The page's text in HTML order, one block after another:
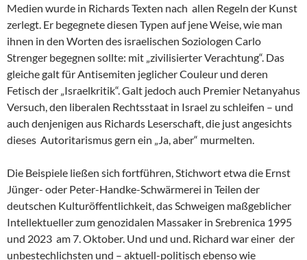
Medien wurde in Richards Texten nach allen Regeln der Kunst
zerlegt. Er begegnete diesen Typen auf jene Weise, wie man
ihnen in den Worten des israelischen Soziologen Carlo
Strenger begegnen sollte: mit „zivilisierter Verachtung“. Das
gleiche galt für Antisemiten jeglicher Couleur und deren
Fetisch der „Israelkritik“. Galt jedoch auch Premier Netanyahus
Versuch, den liberalen Rechtsstaat in Israel zu schleifen – und
auch denjenigen aus Richards Leserschaft, die just angesichts
dieses Autoritarismus gern ein „Ja, aber“ murmelten.
Die Beispiele ließen sich fortführen, Stichwort etwa die Ernst
Jünger- oder Peter-Handke-Schwärmerei in Teilen der
deutschen Kulturöffentlichkeit, das Schweigen maßgeblicher
Intellektueller zum genozidalen Massaker in Srebrenica 1995
und 2023 am 7. Oktober. Und und und. Richard war einer der
unbestechlichsten und – aktuell-politisch ebenso wie